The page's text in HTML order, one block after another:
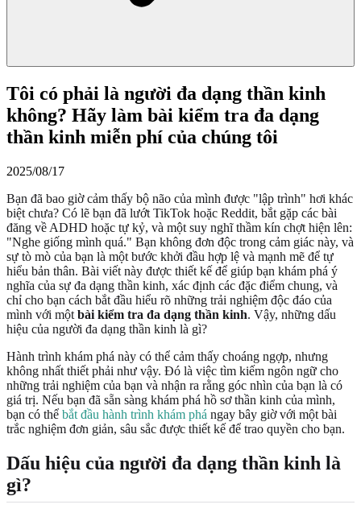
Tôi có phải là người đa dạng thần kinh
không? Hãy làm bài kiểm tra đa dạng
thần kinh miễn phí của chúng tôi
2025/08/17
Bạn đã bao giờ cảm thấy bộ não của mình được "lập trình" hơi khác
biệt chưa? Có lẽ bạn đã lướt TikTok hoặc Reddit, bắt gặp các bài
đăng về ADHD hoặc tự kỷ, và một suy nghĩ thầm kín chợt hiện lên:
"Nghe giống mình quá." Bạn không đơn độc trong cảm giác này, và
sự tò mò của bạn là một bước khởi đầu hợp lệ và mạnh mẽ để tự
hiểu bản thân. Bài viết này được thiết kế để giúp bạn khám phá ý
nghĩa của sự đa dạng thần kinh, xác định các đặc điểm chung, và
chỉ cho bạn cách bắt đầu hiểu rõ những trải nghiệm độc đáo của
mình với một bài kiểm tra đa dạng thần kinh. Vậy, những dấu
hiệu của người đa dạng thần kinh là gì?
Hành trình khám phá này có thể cảm thấy choáng ngợp, nhưng
không nhất thiết phải như vậy. Đó là việc tìm kiếm ngôn ngữ cho
những trải nghiệm của bạn và nhận ra rằng góc nhìn của bạn là có
giá trị. Nếu bạn đã sẵn sàng khám phá hồ sơ thần kinh của mình,
bạn có thể bắt đầu hành trình khám phá ngay bây giờ với một bài
trắc nghiệm đơn giản, sâu sắc được thiết kế để trao quyền cho bạn.
Dấu hiệu của người đa dạng thần kinh là
gì?